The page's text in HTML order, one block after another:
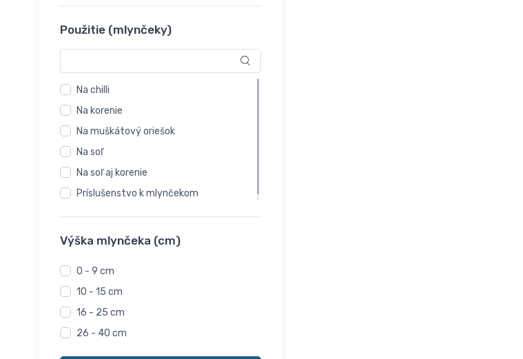
Použitie (mlynčeky)
Na chilli
Na korenie
Na muškátový oriešok
Na soľ
Na soľ aj korenie
Príslušenstvo k mlynčekom
Výška mlynčeka (cm)
0 - 9 cm
10 - 15 cm
16 - 25 cm
26 - 40 cm